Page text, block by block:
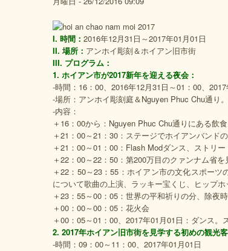
I. 時間： 2016年12月31日～2017年01月01日
II. 場所： アンホイ彫刻＆ホイアン旧市街
III. プログラム：
1. ホイアン市が2017新年を迎える夜会：
‐時間：16：00、2016年12月31日～01：00、
‐場所：アンホイ彫刻庭＆Nguyen Phuc Chu通り。
‐内容：
＋16：00から：Nguyen Phuc Chu通りにある飲食
＋21：00～21：30：ステージでホイアンバンドの
＋21：00～01：00：Flash Modダンス、ストリー
＋22：00～22：50：第200万目のクァンナム省を
＋22：50～23：55：ホイアン市の文化スポー
について歌曲の上演、ラッキー宝くじ、ヒップホ
＋23：55～00：05：世界の平和祈りの分、除夜
＋00：00～00：05：花火会
＋00：05～01：00、2017年01月01日：ダンス。
2. 2017年ホイアン旧市街を見学する初めの観光客
‐時間：09：00～11：00、2017年01月01日